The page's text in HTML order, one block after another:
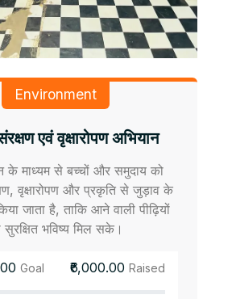
Environment
एवं वृक्षारोपण अभियान
के माध्यम से बच्चों और समुदाय को
वृक्षारोपण और प्रकृति से जुड़ाव के
जाता है, ताकि आने वाली पीढ़ियों
सुरक्षित भविष्य मिल सके।
Goal ₹6,000.00 Raised